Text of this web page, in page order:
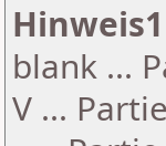
Hinweis1
blank ...
V ...